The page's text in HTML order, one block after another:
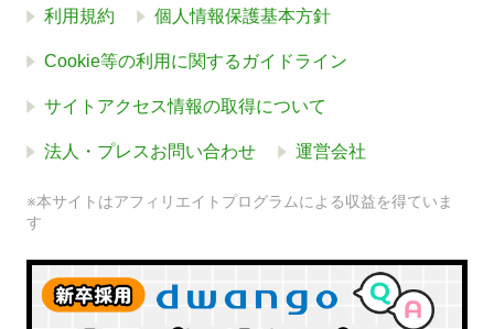
利用規約 個人情報保護基本方針
Cookie等の利用に関するガイドライン
サイトアクセス情報の取得について
法人・プレスお問い合わせ 運営会社
※本サイトはアフィリエイトプログラムによる収益を得ていま
す